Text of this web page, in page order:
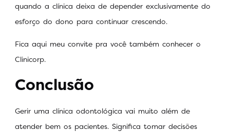
quando a clínica deixa de depender exclusivamente do
esforço do dono para continuar crescendo.
Fica aqui meu convite pra você também conhecer o
Clinicorp.
Conclusão
Gerir uma clínica odontológica vai muito além de
atender bem os pacientes. Significa tomar decisões